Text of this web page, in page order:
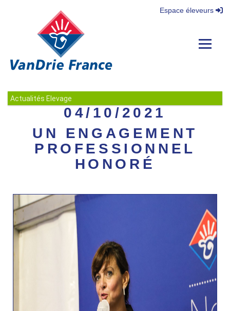
Espace éleveurs
Actualités Elevage
04/10/2021
UN ENGAGEMENT
PROFESSIONNEL
HONORÉ